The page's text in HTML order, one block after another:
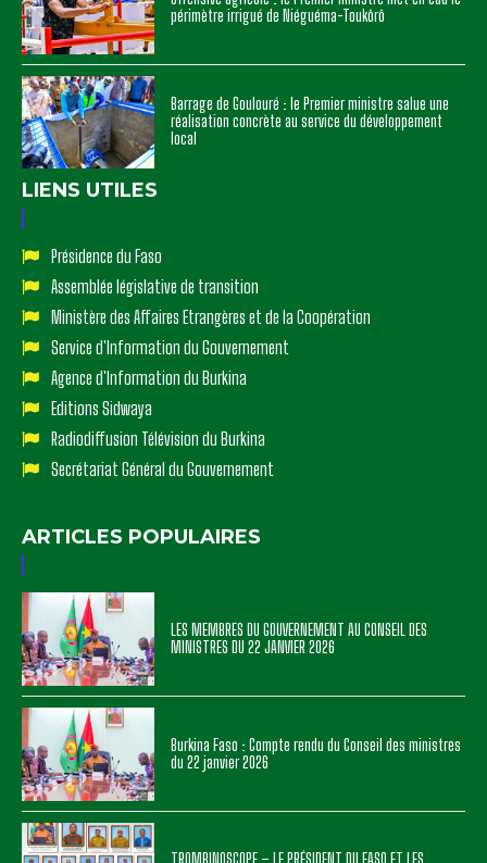
périmètre irrigué de Niéguéma-Toukôrô
Barrage de Goulouré : le Premier ministre salue une
réalisation concrète au service du développement
local
LIENS UTILES
Présidence du Faso
Assemblée législative de transition
Ministère des Affaires Etrangères et de la Coopération
Service d'Information du Gouvernement
Agence d'Information du Burkina
Editions Sidwaya
Radiodiffusion Télévision du Burkina
Secrétariat Général du Gouvernement
ARTICLES POPULAIRES
LES MEMBRES DU GOUVERNEMENT AU CONSEIL DES
MINISTRES DU 22 JANVIER 2026
Burkina Faso : Compte rendu du Conseil des ministres
du 22 janvier 2026